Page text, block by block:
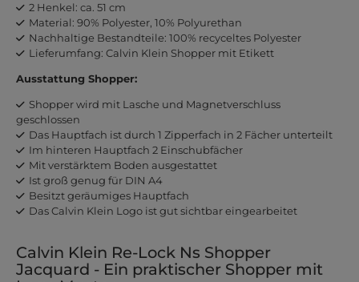
2 Henkel: ca. 51 cm
Material: 90% Polyester, 10% Polyurethan
Nachhaltige Bestandteile: 100% recyceltes Polyester
Lieferumfang: Calvin Klein Shopper mit Etikett
Ausstattung Shopper:
Shopper wird mit Lasche und Magnetverschluss
geschlossen
Das Hauptfach ist durch 1 Zipperfach in 2 Fächer unterteilt
Im hinteren Hauptfach 2 Einschubfächer
Mit verstärktem Boden ausgestattet
Ist groß genug für DIN A4
Besitzt geräumiges Hauptfach
Das Calvin Klein Logo ist gut sichtbar eingearbeitet
Calvin Klein Re-Lock Ns Shopper
Jacquard - Ein praktischer Shopper mit